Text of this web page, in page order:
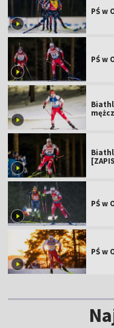
PŚ w
PŚ w
PŚ w
PŚ w